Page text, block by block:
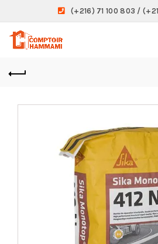
(+216) 71 100 803 /